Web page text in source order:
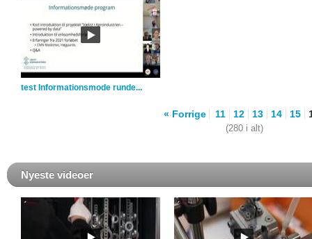
test Informationsmode runde...
« Forrige 11 12 13 14 15
(280 i alt)
Nyeste videoer